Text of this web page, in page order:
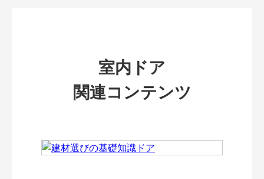
室内ドア
関連コンテンツ